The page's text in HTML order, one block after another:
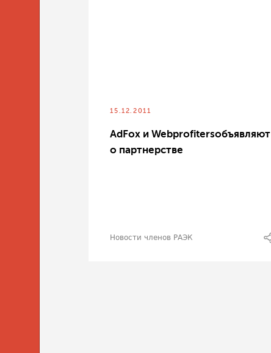
15.12.2011
AdFox и Webprofitersобъявляют
о партнерстве
Новости членов РАЭК